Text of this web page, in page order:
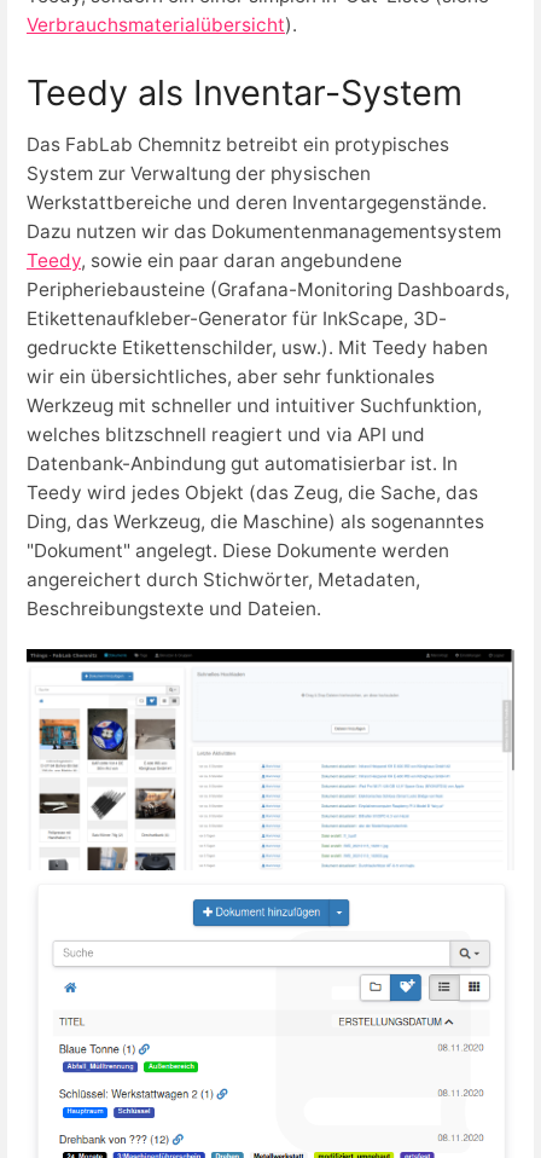
Verbrauchsmaterialübersicht).
Teedy als Inventar-System
Das FabLab Chemnitz betreibt ein protypisches
System zur Verwaltung der physischen
Werkstattbereiche und deren Inventargegenstände.
Dazu nutzen wir das Dokumentenmanagementsystem
Teedy, sowie ein paar daran angebundene
Peripheriebausteine (Grafana-Monitoring Dashboards,
Etikettenaufkleber-Generator für InkScape, 3D-
gedruckte Etikettenschilder, usw.). Mit Teedy haben
wir ein übersichtliches, aber sehr funktionales
Werkzeug mit schneller und intuitiver Suchfunktion,
welches blitzschnell reagiert und via API und
Datenbank-Anbindung gut automatisierbar ist. In
Teedy wird jedes Objekt (das Zeug, die Sache, das
Ding, das Werkzeug, die Maschine) als sogenanntes
"Dokument" angelegt. Diese Dokumente werden
angereichert durch Stichwörter, Metadaten,
Beschreibungstexte und Dateien.